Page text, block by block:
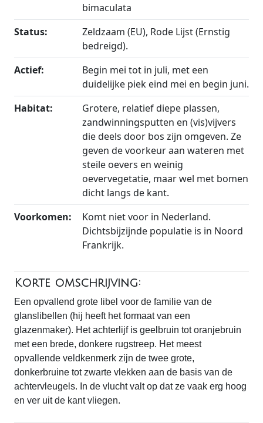
bimaculata
Status:
Zeldzaam (EU), Rode Lijst (Ernstig
bedreigd).
Actief:
Begin mei tot in juli, met een
duidelijke piek eind mei en begin juni.
Habitat:
Grotere, relatief diepe plassen,
zandwinningsputten en (vis)vijvers
die deels door bos zijn omgeven. Ze
geven de voorkeur aan wateren met
steile oevers en weinig
oevervegetatie, maar wel met bomen
dicht langs de kant.
Voorkomen:
Komt niet voor in Nederland.
Dichtsbijzijnde populatie is in Noord
Frankrijk.
Korte omschrijving:
Een opvallend grote libel voor de familie van de
glanslibellen (hij heeft het formaat van een
glazenmaker). Het achterlijf is geelbruin tot oranjebruin
met een brede, donkere rugstreep. Het meest
opvallende veldkenmerk zijn de twee grote,
donkerbruine tot zwarte vlekken aan de basis van de
achtervleugels. In de vlucht valt op dat ze vaak erg hoog
en ver uit de kant vliegen.